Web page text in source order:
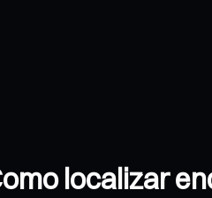
localizar